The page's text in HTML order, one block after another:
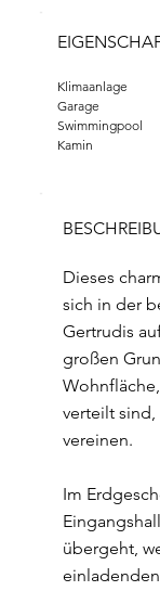
Klimaanlage
Garage
Swimmingpool
Kamin
Dieses
sich in der
Gertrudis
großen
verteilt
vereinen.
Im
übergeht,